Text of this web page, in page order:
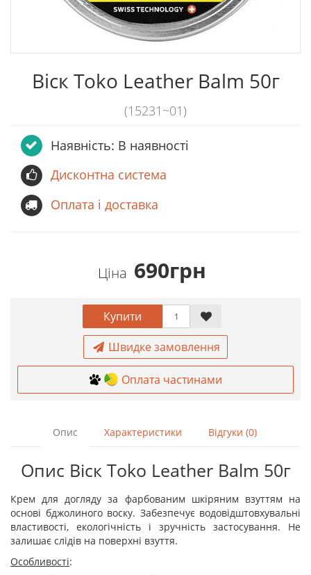
Віск Toko Leather Balm 50г
(15231~01)
Наявність: В наявності
Дисконтна система
Оплата і доставка
Ціна 690грн
Купити
Швидке замовлення
Оплата частинами
Опис Характеристики Відгуки (0)
Опис Віск Toko Leather Balm 50г
Крем для догляду за фарбованим шкіряним взуттям на
основі бджолиного воску. Забезпечує водовідштовхувальні
властивості, екологічність і зручність застосування. Не
залишає слідів на поверхні взуття.
Особливості: